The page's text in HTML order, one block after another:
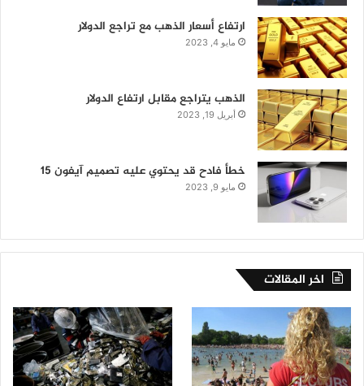
ارتفاع أسعار الذهب مع تراجع الدولار
مايو 4, 2023
الذهب يتراجع مقابل ارتفاع الدولار
أبريل 19, 2023
خطأ فادح قد يحتوي عليه تصميم آيفون 15
مايو 9, 2023
اخر المقالات